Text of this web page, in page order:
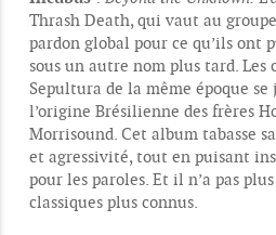
s
s
a
g
e
Thrash Death, qui vaut au
pardon global pour ce qu’ils ont
sous un autre nom plus tard. Les
Sepultura de la même époque
l’origine Brésilienne des frères
Morrisound. Cet album tabasse
et agressivité, tout en puisant
pour les paroles. Et il n’a pas
classiques plus connus.